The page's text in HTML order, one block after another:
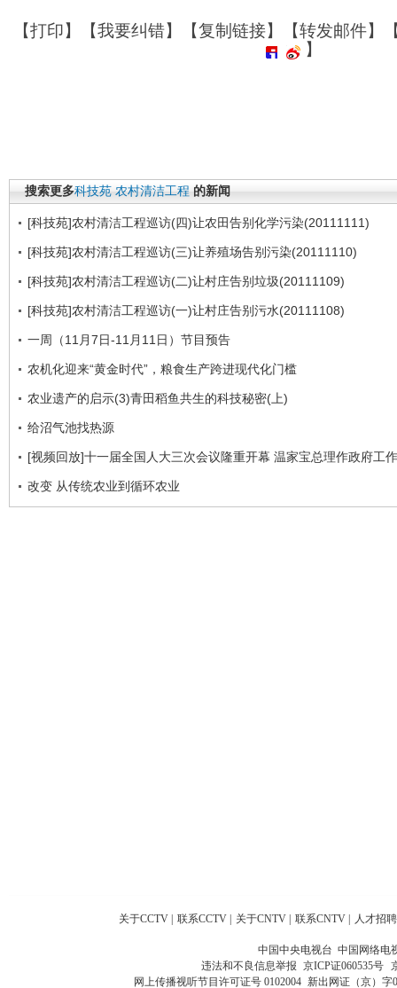
【打印】【我要纠错】【复制链接】【转发邮件】
】
搜索更多科技苑 农村清洁工程 的新闻
[科技苑]农村清洁工程巡访(四)让农田告别化学污染(20111111)
[科技苑]农村清洁工程巡访(三)让养殖场告别污染(20111110)
[科技苑]农村清洁工程巡访(二)让村庄告别垃圾(20111109)
[科技苑]农村清洁工程巡访(一)让村庄告别污水(20111108)
一周（11月7日-11月11日）节目预告
农机化迎来“黄金时代”，粮食生产跨进现代化门槛
农业遗产的启示(3)青田稻鱼共生的科技秘密(上)
给沼气池找热源
[视频回放]十一届全国人大三次会议隆重开幕 温家宝总理作政府工
改变 从传统农业到循环农业
关于CCTV 联系CCTV 关于CNTV 联系CNTV 人才招聘
中国中央电视台 中国网络电
违法和不良信息举报 京ICP证060535号
网上传播视听节目许可证号 0102004 新出网证（京）